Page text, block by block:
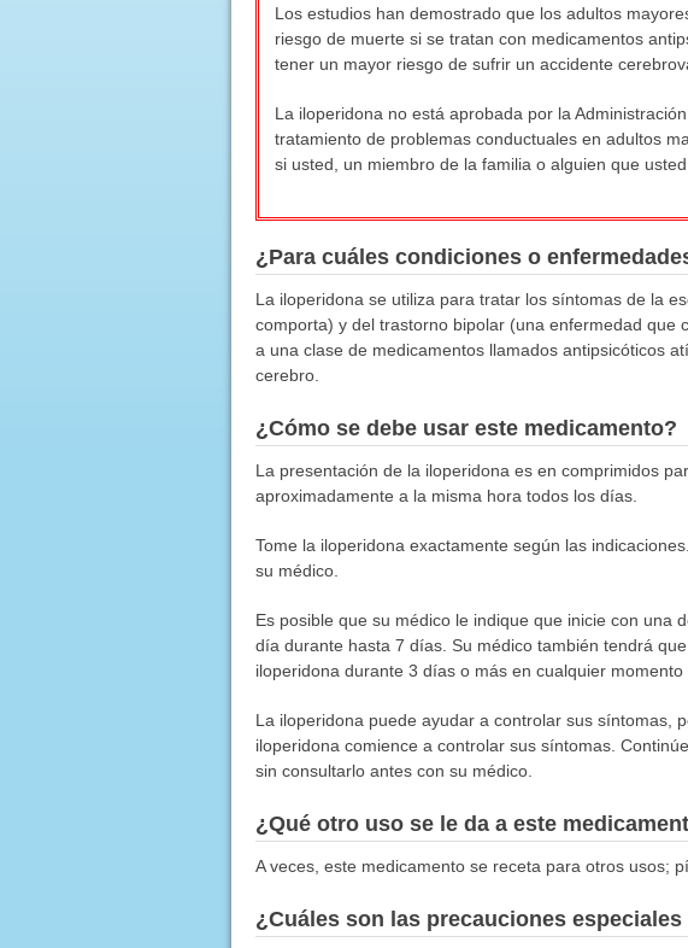
Los estudios han demostrado que los adultos
riesgo de muerte si se tratan con medicamentos
tener un mayor riesgo de sufrir un accidente
La iloperidona no está aprobada por la
tratamiento de problemas conductuales en adultos
si usted, un miembro de la familia o alguien que
¿Para cuáles condiciones o
La iloperidona se utiliza para tratar los síntomas de la
comporta) y del trastorno bipolar (una enfermedad
a una clase de medicamentos llamados antipsicóticos
cerebro.
¿Cómo se debe usar este medicamento?
La presentación de la iloperidona es en comprimidos
aproximadamente a la misma hora todos los días.
Tome la iloperidona exactamente según las
su médico.
Es posible que su médico le indique que inicie con una
día durante hasta 7 días. Su médico también tendrá
iloperidona durante 3 días o más en cualquier momento
La iloperidona puede ayudar a controlar sus síntomas,
iloperidona comience a controlar sus síntomas.
sin consultarlo antes con su médico.
¿Qué otro uso se le da a este
A veces, este medicamento se receta para otros usos;
¿Cuáles son las precauciones